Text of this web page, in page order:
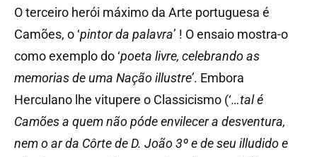
O terceiro herói máximo da Arte portuguesa é
Camões, o ‘pintor da palavra’ ! O ensaio mostra-o
como exemplo do ‘poeta livre, celebrando as
memorias de uma Nação illustre’. Embora
Herculano lhe vitupere o Classicismo (‘…tal é
Camões a quem não póde envilecer a desventura,
nem o ar da Côrte de D. João 3º e de seu illudido e